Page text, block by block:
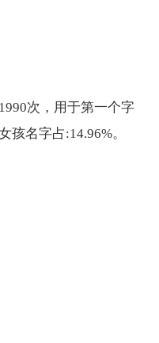
次，用于第一个字
孩名字占:14.96%。